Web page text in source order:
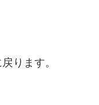
ります。